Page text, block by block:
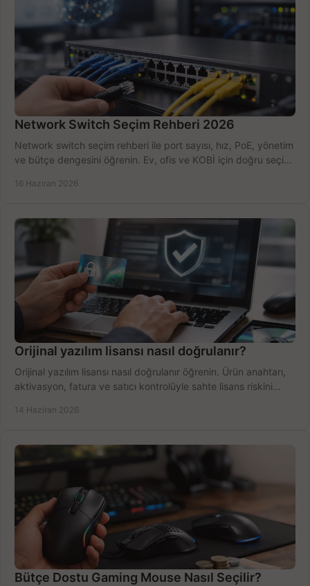
Network Switch Seçim Rehberi 2026
Network switch seçim rehberi ile port sayısı, hız, PoE, yönetim
ve bütçe dengesini öğrenin. Ev, ofis ve KOBİ için doğru seçimi
16 Haziran 2026
Orijinal yazılım lisansı nasıl doğrulanır?
Orijinal yazılım lisansı nasıl doğrulanır öğrenin. Ürün anahtarı,
aktivasyon, fatura ve satıcı kontrolüyle sahte lisans riskini
14 Haziran 2026
Bütçe Dostu Gaming Mouse Nasıl Seçilir?